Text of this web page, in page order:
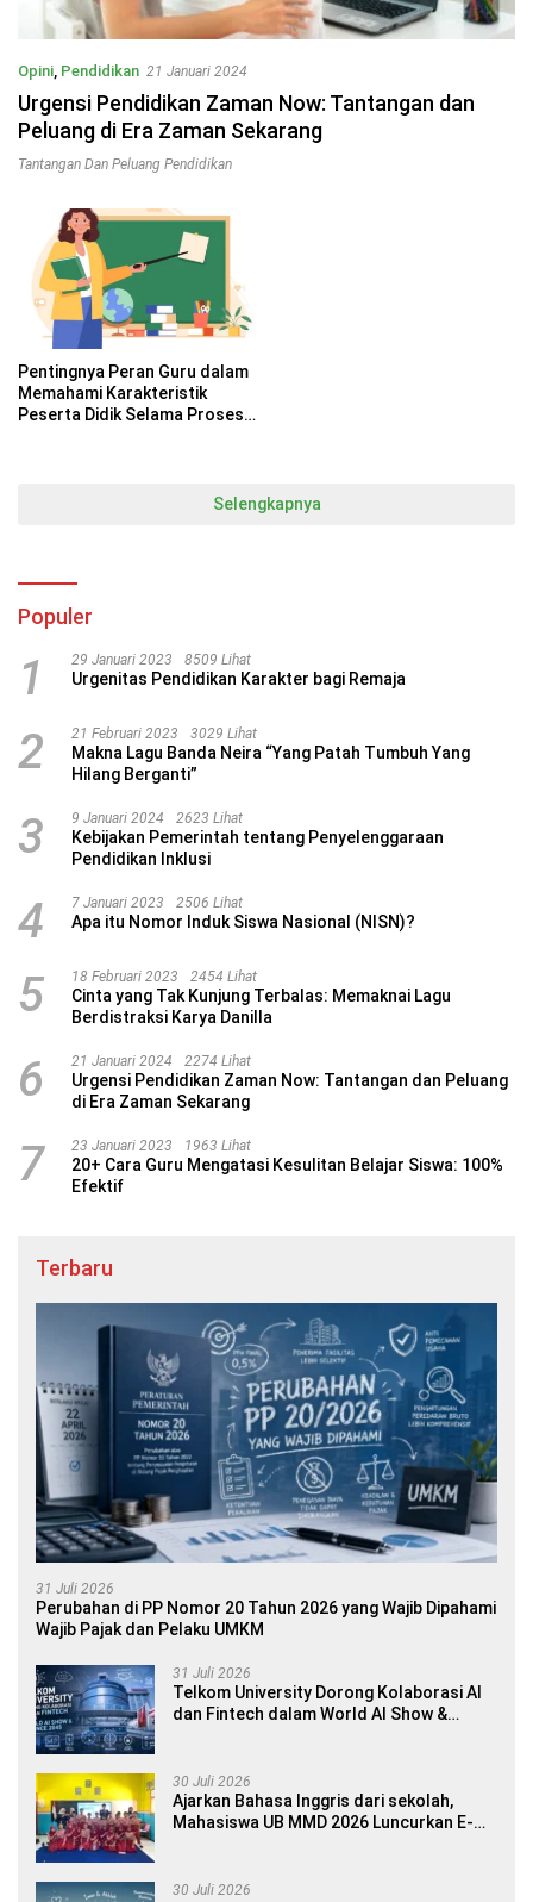
Opini, Pendidikan 21 Januari 2024
Urgensi Pendidikan Zaman Now: Tantangan dan
Peluang di Era Zaman Sekarang
Tantangan Dan Peluang Pendidikan
Pentingnya Peran Guru dalam
Memahami Karakteristik
Peserta Didik Selama Proses
Selengkapnya
Populer
1 29 Januari 2023 8509 Lihat
Urgenitas Pendidikan Karakter bagi Remaja
2 21 Februari 2023 3029 Lihat
Makna Lagu Banda Neira “Yang Patah Tumbuh Yang
Hilang Berganti”
3 9 Januari 2024 2623 Lihat
Kebijakan Pemerintah tentang Penyelenggaraan
Pendidikan Inklusi
4 7 Januari 2023 2506 Lihat
Apa itu Nomor Induk Siswa Nasional (NISN)?
5 18 Februari 2023 2454 Lihat
Cinta yang Tak Kunjung Terbalas: Memaknai Lagu
Berdistraksi Karya Danilla
6 21 Januari 2024 2274 Lihat
Urgensi Pendidikan Zaman Now: Tantangan dan Peluang
di Era Zaman Sekarang
7 23 Januari 2023 1963 Lihat
20+ Cara Guru Mengatasi Kesulitan Belajar Siswa: 100%
Efektif
Terbaru
31 Juli 2026
Perubahan di PP Nomor 20 Tahun 2026 yang Wajib Dipahami
Wajib Pajak dan Pelaku UMKM
31 Juli 2026
Telkom University Dorong Kolaborasi AI
dan Fintech dalam World AI Show &
30 Juli 2026
Ajarkan Bahasa Inggris dari sekolah,
Mahasiswa UB MMD 2026 Luncurkan E-
30 Juli 2026